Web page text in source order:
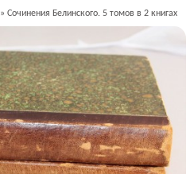
» Сочинения Белинского. 5 томов в 2 книгах